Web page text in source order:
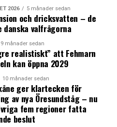
2026 5 månader sedan
och dricksvatten – de
valfrågorna
9 månader sedan
realistiskt” att Fehmarn
kan öppna 2029
10 månader sedan
ger klartecken för
av nya Öresundståg – nu
fem regioner fatta
beslut